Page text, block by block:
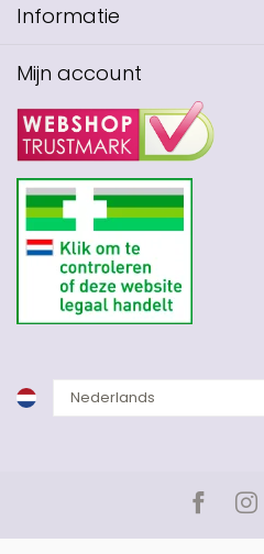
Informatie
Mijn account